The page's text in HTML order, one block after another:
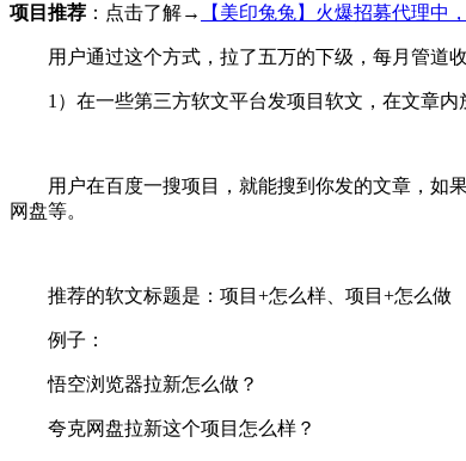
项目推荐 ：点击了解→ 【美印兔兔】火爆招募代理中
用户通过这个方式，拉了五万的下级，每月管道收
1）在一些第三方软文平台发项目软文，在文章内
用户在百度一搜项目，就能搜到你发的文章，如果
网盘等。
推荐的软文标题是：项目+怎么样、项目+怎么做
例子：
悟空浏览器拉新怎么做？
夸克网盘拉新这个项目怎么样？